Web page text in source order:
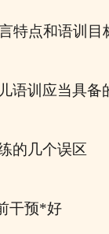
的几个误区
干预*好